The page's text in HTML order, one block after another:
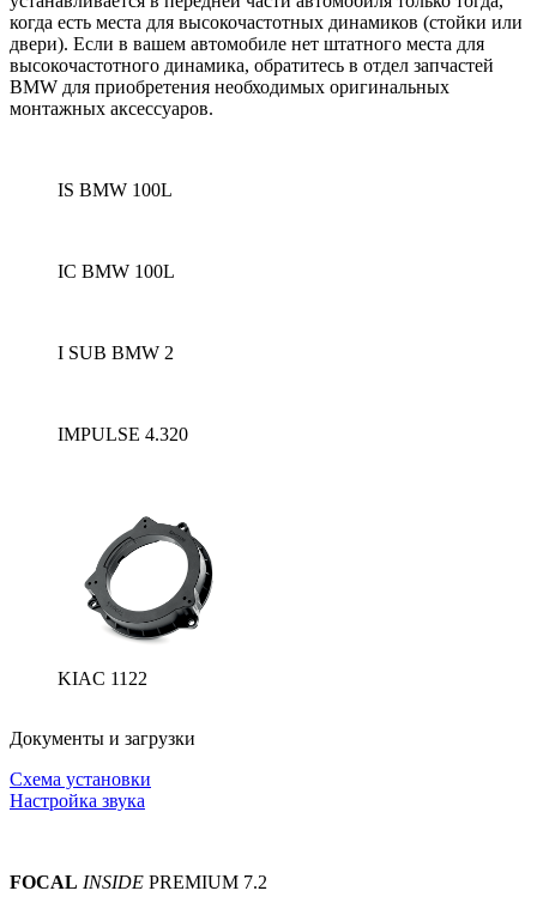
когда есть места для высокочастотных динамиков (стойки или
двери). Если в вашем автомобиле нет штатного места для
высокочастотного динамика, обратитесь в отдел запчастей
BMW для приобретения необходимых оригинальных
монтажных аксессуаров.
IS BMW 100L
IC BMW 100L
I SUB BMW 2
IMPULSE 4.320
KIAC 1122
Документы и загрузки
Схема установки
Настройка звука
FOCAL INSIDE PREMIUM 7.2